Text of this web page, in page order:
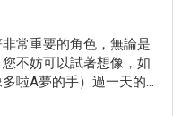
常重要的角色，無論是
不妨可以試著想像，如
啦A夢的手）過一天的
來什麼樣的困擾？我